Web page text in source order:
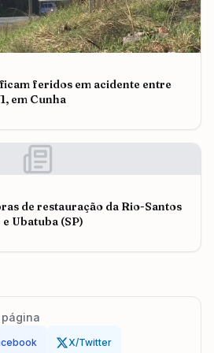
feridos em acidente entre
em Cunha
de restauração da Rio-Santos
Ubatuba (SP)
X/Twitter